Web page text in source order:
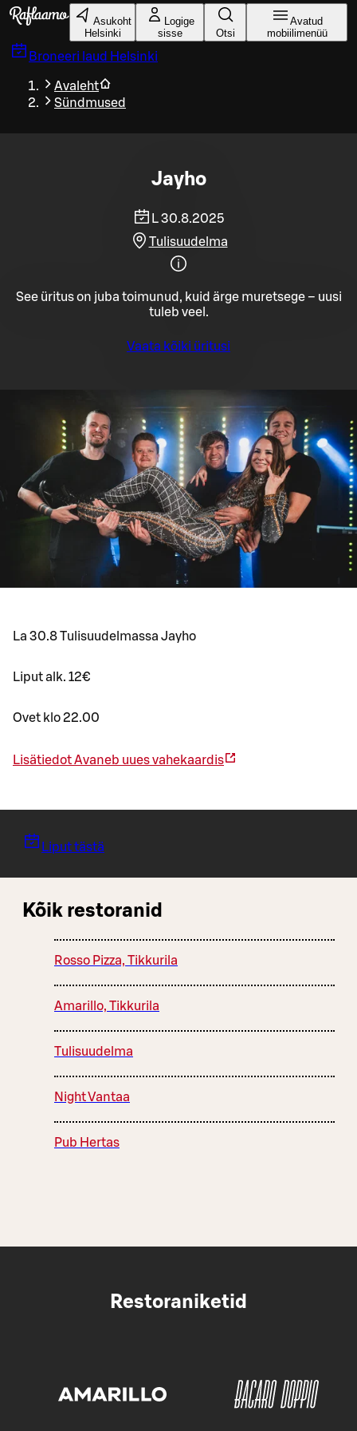
Liigu peamise sisu juurde
Asukoht
Helsinki
Logige
sisse
Otsi
Avatud
mobiilimenüü
Broneeri laud Helsinki
Avaleht
Sündmused
Jayho
L 30.8.2025
Tulisuudelma
See üritus on juba toimunud, kuid ärge muretsege – uusi
tuleb veel.
Vaata kõiki üritusi
La 30.8 Tulisuudelmassa Jayho
Liput alk. 12€
Ovet klo 22.00
LisätiedotAvaneb uues vahekaardis
Liput tästä
Kõik restoranid
Rosso Pizza, Tikkurila
Amarillo, Tikkurila
Tulisuudelma
Night Vantaa
Pub Hertas
Restoraniketid